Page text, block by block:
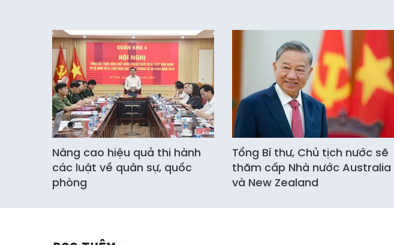
Nâng cao hiệu quả thi hành
các luật về quân sự, quốc
phòng
Tổng Bí thư, Chủ tịch nước sẽ
thăm cấp Nhà nước Australia
và New Zealand